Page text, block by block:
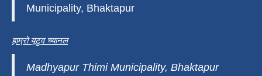
Municipality, Bhaktapur
हाम्रो यूटुव च्यानल
Madhyapur Thimi Municipality, Bhaktapur